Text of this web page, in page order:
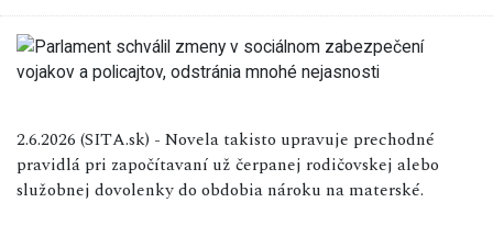
2.6.2026 (SITA.sk) - Novela takisto upravuje prechodné
pravidlá pri započítavaní už čerpanej rodičovskej alebo
služobnej dovolenky do obdobia nároku na materské.